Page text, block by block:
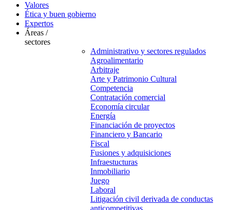
Valores
Ética y buen gobierno
Expertos
Áreas /
sectores
Administrativo y sectores regulados
Agroalimentario
Arbitraje
Arte y Patrimonio Cultural
Competencia
Contratación comercial
Economía circular
Energía
Financiación de proyectos
Financiero y Bancario
Fiscal
Fusiones y adquisiciones
Infraestucturas
Inmobiliario
Juego
Laboral
Litigación civil derivada de conductas
anticompetitivas